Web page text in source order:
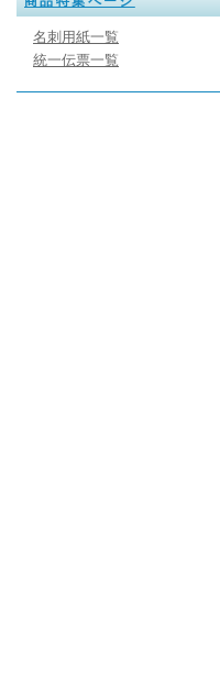
名刺用紙一覧
統一伝票一覧